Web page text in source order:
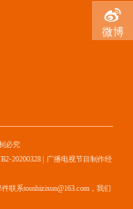
必究
20200328 | 广播电视节目制作经
联系toushizixun@163.com，我们
微博